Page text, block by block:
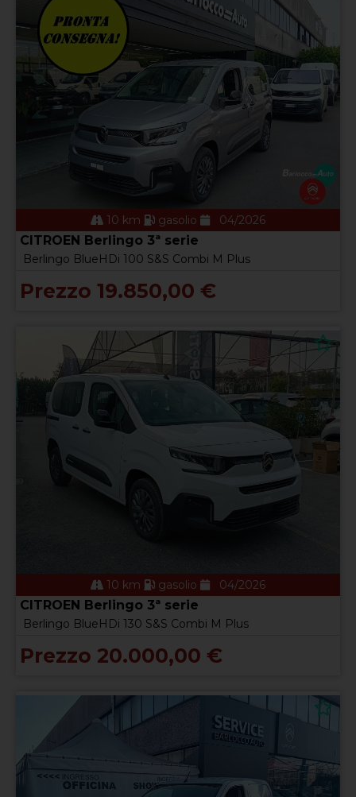
10 km gasolio 04/2026
CITROEN Berlingo 3ª serie
Berlingo BlueHDi 100 S&S Combi M Plus
Prezzo 19.850,00 €
10 km gasolio 04/2026
CITROEN Berlingo 3ª serie
Berlingo BlueHDi 130 S&S Combi M Plus
Prezzo 20.000,00 €